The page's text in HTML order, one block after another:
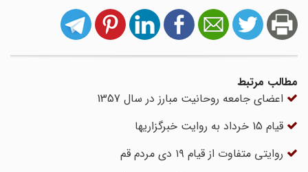
مطالب مرتبط
اعضای جامعه روحانیت مبارز در سال 1357
قیام 15 خرداد به روایت خبرگزاریها
روایتی متفاوت از قیام ۱۹ دی مردم قم